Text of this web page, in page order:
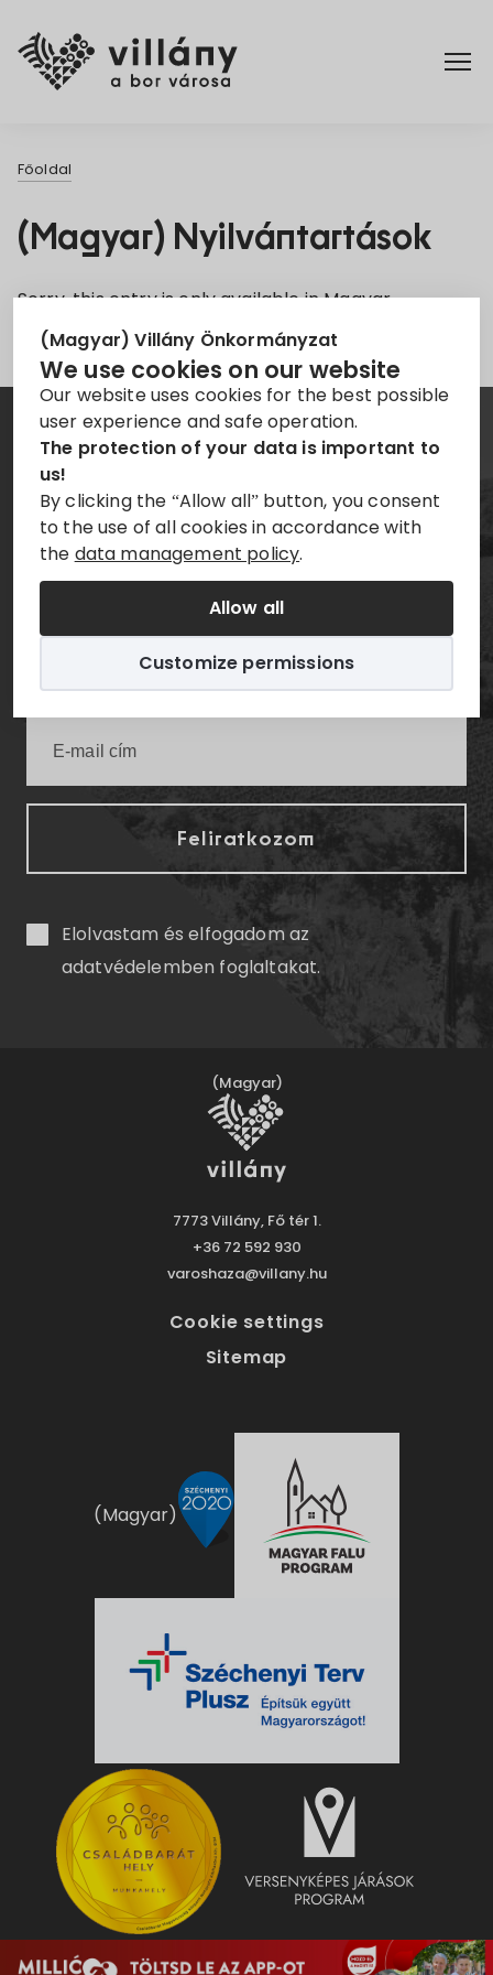
(Magyar) Villány Önkormányzat
We use cookies on our website
Our website uses cookies for the best possible
user experience and safe operation.
The protection of your data is important to
us!
By clicking the “Allow all” button, you consent
to the use of all cookies in accordance with
the data management policy.
Allow all
Customize permissions
Rendelettár
Főoldal
(Magyar) Nyilvántartások
Sorry, this entry is only available inMagyar.
Hírlevél
Értesüljön elsőként a legfrissebb villányi
infókról!
Elolvastam és elfogadom az
adatvédelemben foglaltakat.
(Magyar)
7773 Villány, Fő tér 1.
+36 72 592 930
varoshaza@villany.hu
Cookie settings
Sitemap
(Magyar)